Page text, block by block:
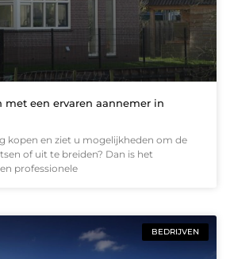
met een ervaren aannemer in
kopen en ziet u mogelijkheden om de
of uit te breiden? Dan is het
professionele
BEDRIJVEN